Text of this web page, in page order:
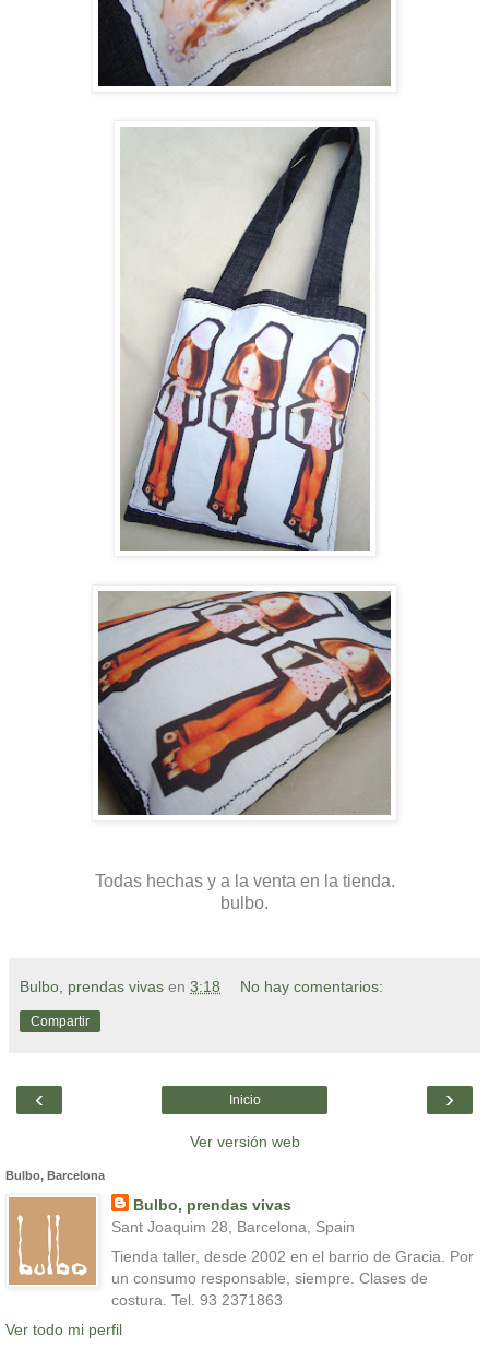
Todas hechas y a la venta en la tienda.
bulbo.
Bulbo, prendas vivas en 3:18 No hay comentarios:
Compartir
‹ ›
Inicio
Ver versión web
Bulbo, Barcelona
Bulbo, prendas vivas
Sant Joaquim 28, Barcelona, Spain
Tienda taller, desde 2002 en el barrio de Gracia. Por
un consumo responsable, siempre. Clases de
costura. Tel. 93 2371863
Ver todo mi perfil